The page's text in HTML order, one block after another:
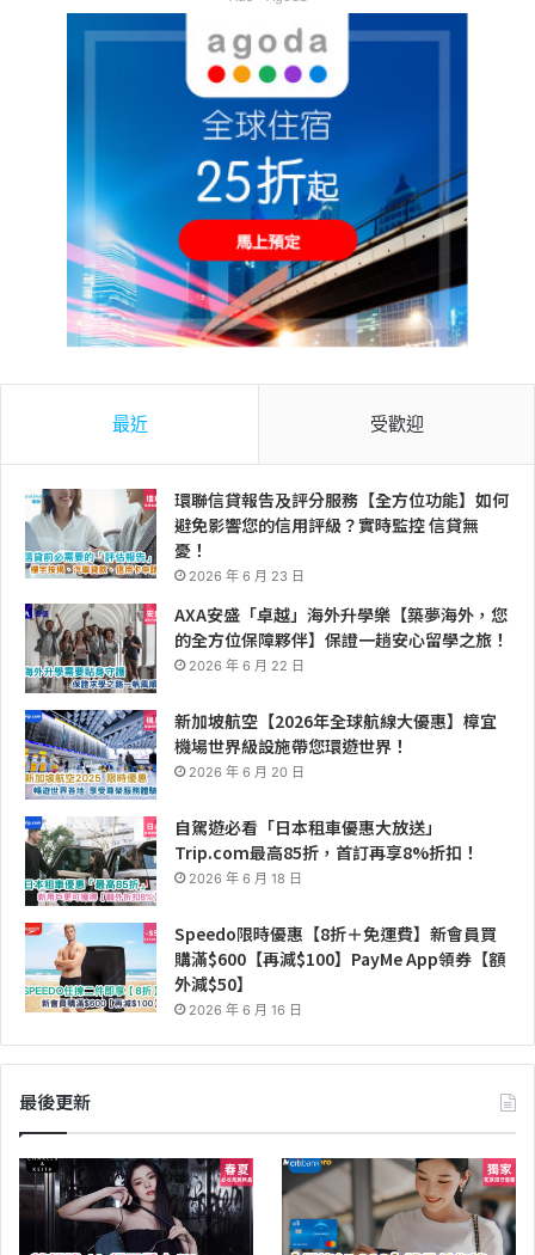
最近 受歡迎
環聯信貸報告及評分服務【全方位功能】如何
避免影響您的信用評級？實時監控 信貸無
憂！
2026 年 6 月 23 日
AXA安盛「卓越」海外升學樂【築夢海外，您
的全方位保障夥伴】保證一趟安心留學之旅！
2026 年 6 月 22 日
新加坡航空【2026年全球航線大優惠】樟宜
機場世界級設施帶您環遊世界！
2026 年 6 月 20 日
自駕遊必看「日本租車優惠大放送」
Trip.com最高85折，首訂再享8%折扣！
2026 年 6 月 18 日
Speedo限時優惠【8折＋免運費】新會員買
購滿$600【再減$100】PayMe App領券【額
外減$50】
2026 年 6 月 16 日
最後更新